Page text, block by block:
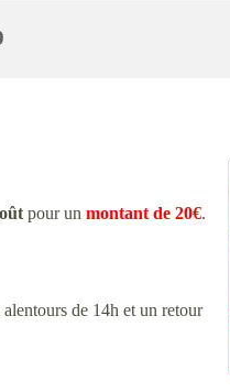
pour un montant de 20€.
de 14h et un retour